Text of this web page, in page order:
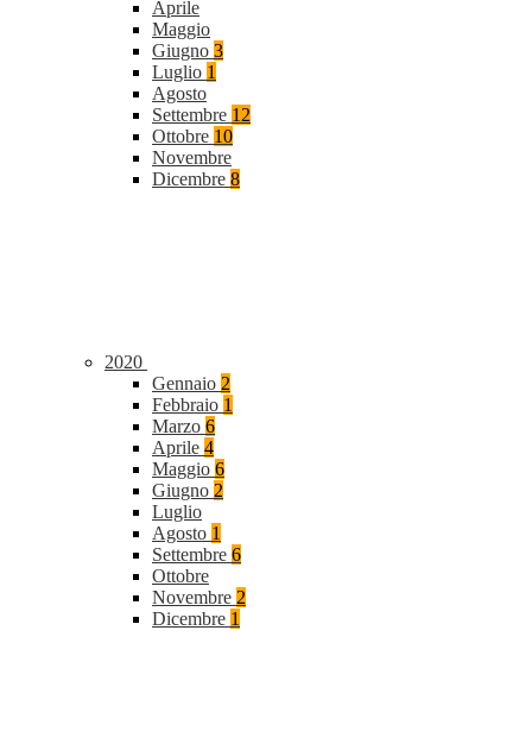
Aprile
Maggio
Giugno 3
Luglio 1
Agosto
Settembre 12
Ottobre 10
Novembre
Dicembre 8
2020
Gennaio 2
Febbraio 1
Marzo 6
Aprile 4
Maggio 6
Giugno 2
Luglio
Agosto 1
Settembre 6
Ottobre
Novembre 2
Dicembre 1